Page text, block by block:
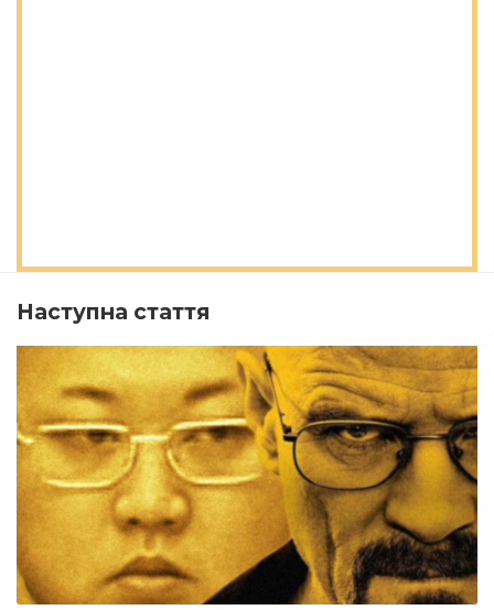
Наступна стаття